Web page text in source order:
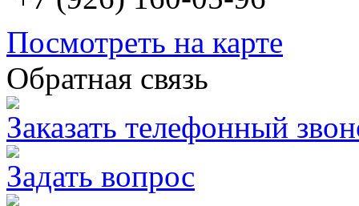
Посмотреть на карте
Обратная связь
Заказать телефонный
Задать вопрос